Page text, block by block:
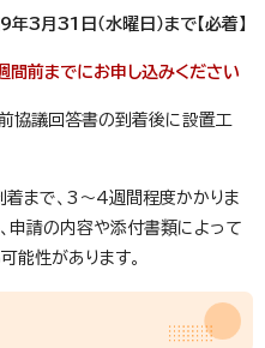
3月31日（水曜日）まで【必着】
間前までにお申し込みください
協議回答書の到着後に設置工
まで、3～4週間程度かかりま
申請の内容や添付書類によって
能性があります。